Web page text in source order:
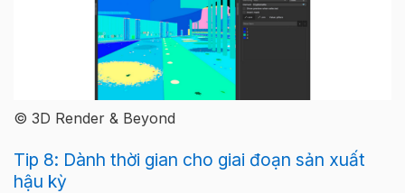
© 3D Render & Beyond
Tip 8: Dành thời gian cho giai đoạn sản xuất
hậu kỳ